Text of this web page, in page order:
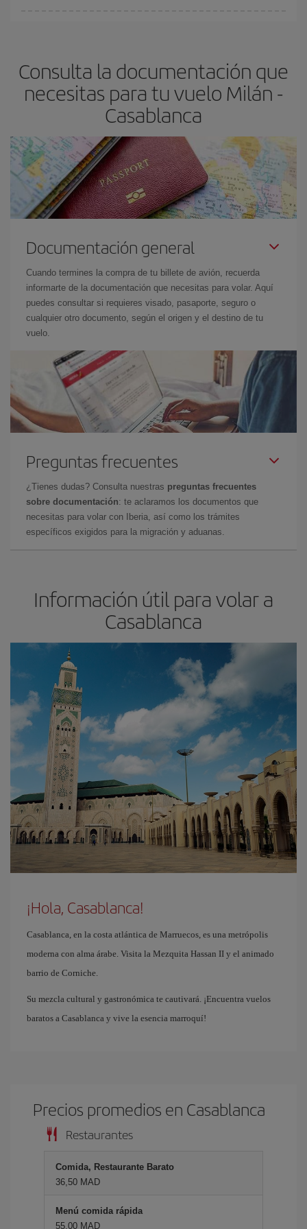
Consulta la documentación que
necesitas para tu vuelo Milán -
Casablanca
Documentación general
Cuando termines la compra de tu billete de avión, recuerda
informarte de la documentación que necesitas para volar. Aquí
puedes consultar si requieres visado, pasaporte, seguro o
cualquier otro documento, según el origen y el destino de tu
vuelo.
Preguntas frecuentes
¿Tienes dudas? Consulta nuestras preguntas frecuentes
sobre documentación: te aclaramos los documentos que
necesitas para volar con Iberia, así como los trámites
específicos exigidos para la migración y aduanas.
Información útil para volar a
Casablanca
¡Hola, Casablanca!
Casablanca, en la costa atlántica de Marruecos, es una metrópolis
moderna con alma árabe. Visita la Mezquita Hassan II y el animado
barrio de Corniche.
Su mezcla cultural y gastronómica te cautivará. ¡Encuentra vuelos
baratos a Casablanca y vive la esencia marroquí!
Precios promedios en Casablanca
Restaurantes
Comida, Restaurante Barato
36,50 MAD
Menú comida rápida
55,00 MAD